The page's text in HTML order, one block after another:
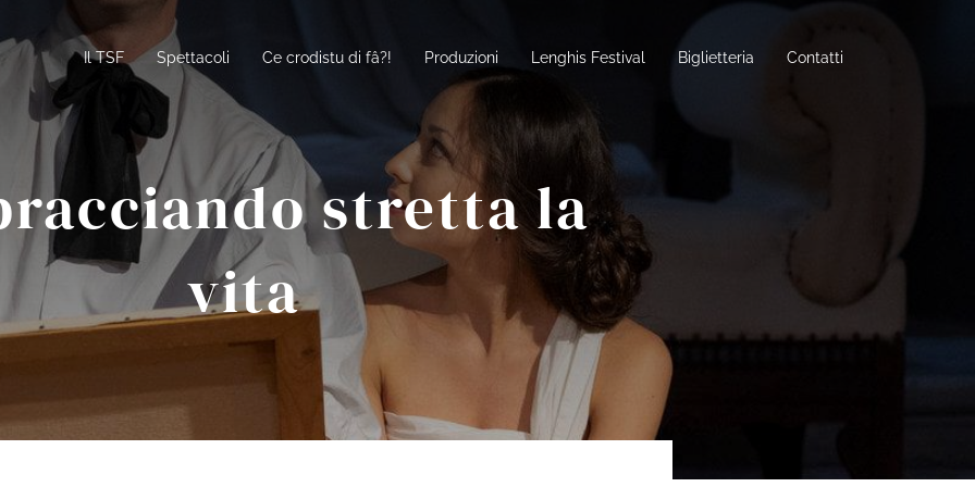
Il TSF Spettacoli Ce crodistu di fâ?! Produzioni Lenghis Festival Biglietteria Contatti
stretta la
vita